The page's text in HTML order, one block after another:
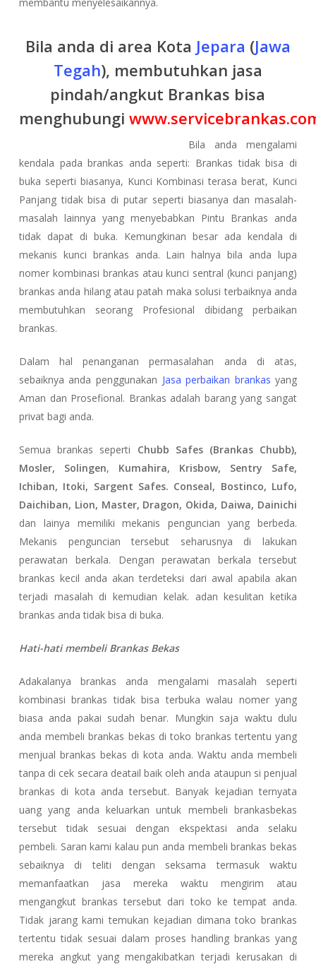
Bila anda di area Kota Jepara (Jawa
Tegah), membutuhkan jasa
pindah/angkut Brankas bisa
menghubungi
Bila anda mengalami
kendala pada brankas anda seperti: Brankas tidak bisa di
buka seperti biasanya, Kunci Kombinasi terasa berat, Kunci
Panjang tidak bisa di putar seperti biasanya dan masalah-
masalah lainnya yang menyebabkan Pintu Brankas anda
tidak dapat di buka. Kemungkinan besar ada kendala di
mekanis kunci brankas anda. Lain halnya bila anda lupa
nomer kombinasi brankas atau kunci sentral (kunci panjang)
brankas anda hilang atau patah maka solusi terbaiknya anda
membutuhkan seorang Profesional dibidang perbaikan
brankas.
Dalam hal penanganan permasalahan anda di atas,
sebaiknya anda penggunakan Jasa perbaikan brankas yang
Aman dan Prosefional. Brankas adalah barang yang sangat
privat bagi anda.
Semua brankas seperti Chubb Safes (Brankas Chubb),
Mosler, Solingen, Kumahira, Krisbow, Sentry Safe,
Ichiban, Itoki, Sargent Safes. Conseal, Bostinco, Lufo,
Daichiban, Lion, Master, Dragon, Okida, Daiwa, Dainichi
dan lainya memiliki mekanis penguncian yang berbeda.
Mekanis penguncian tersebut seharusnya di lakukan
perawatan berkala. Dengan perawatan berkala tersebut
brankas kecil anda akan terdeteksi dari awal apabila akan
terjadi masalah di kemudian kelak. adan kesulitan ketika
brankas anda tidak bisa di buka.
Hati-hati membeli Brankas Bekas
Adakalanya brankas anda mengalami masalah seperti
kombinasi brankas tidak bisa terbuka walau nomer yang
biasa anda pakai sudah benar. Mungkin saja waktu dulu
anda membeli brankas bekas di toko brankas tertentu yang
menjual brankas bekas di kota anda. Waktu anda membeli
tanpa di cek secara deatail baik oleh anda ataupun si penjual
brankas di kota anda tersebut. Banyak kejadian ternyata
uang yang anda keluarkan untuk membeli brankasbekas
tersebut tidak sesuai dengan ekspektasi anda selaku
pembeli. Saran kami kalau pun anda membeli brankas bekas
sebaiknya di teliti dengan seksama termasuk waktu
memanfaatkan jasa mereka waktu mengirim atau
mengangkut brankas tersebut dari toko ke tempat anda.
Tidak jarang kami temukan kejadian dimana toko brankas
tertentu tidak sesuai dalam proses handling brankas yang
mereka angkut yang mengakibatkan terjadi kerusakan di